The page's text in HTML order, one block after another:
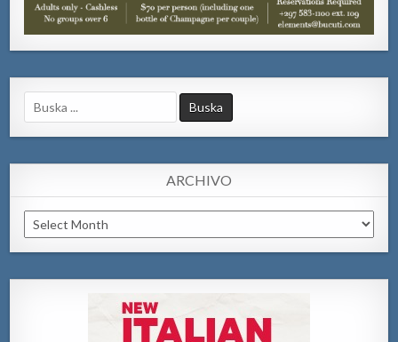
Search
for:
ARCHIVO
Archivo